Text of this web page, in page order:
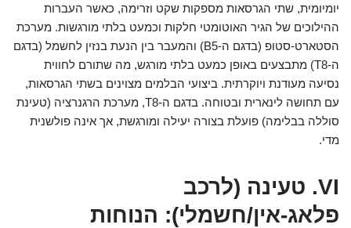
יומיומית, שתי הגרסאות מספקות שקט וזרימה, כאשר העברות
ההילוכים של הגיר האוטומטי חלקות וכמעט בלתי מורגשות. מערכת
הסטארט-סטופ (בדגם ה-B5) והמעבר בין הנעת בנזין לחשמל (בדגם
ה-T8) מתבצעים באופן כמעט בלתי מורגש, מה שתורם לחווית
נסיעה מעודנת ויוקרתית. ביצועי הבלמים מצוינים בשתי הגרסאות,
עם תחושה לינארית ובטוחה. בדגם ה-T8, מערכת הרגנרציה (טעינת
סוללה בבלימה) פועלת בצורה יעילה ומורגשת, אך אינה פולשנית
מדי.
VI. טעינה (לרכב
פלאג-אין/חשמלי): הנוחות